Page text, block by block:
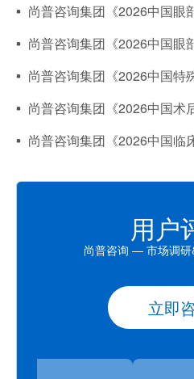
用户
尚普咨询 — 市场调研
立即